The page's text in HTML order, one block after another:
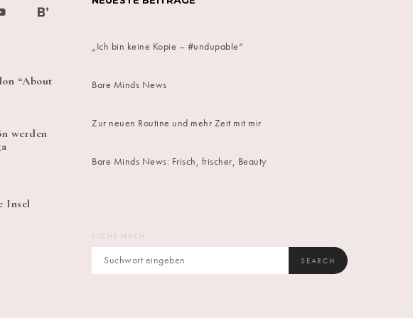
“About
werden
Insel
„Ich bin keine Kopie – #undupable“
Bare Minds News
Zur neuen Routine und mehr Zeit mit mir
Bare Minds News: Frisch, frischer, Beauty
SUCHE NACH:
SEARCH